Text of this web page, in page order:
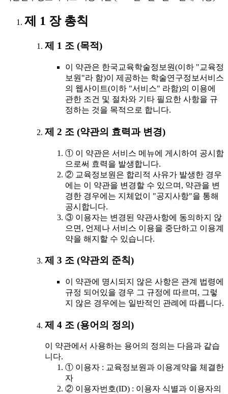
제 1 장 총칙
제 1 조 (목적)
이 약관은 한국교육학술정보원(이하 "교육정
보원"라 함)이 제공하는 학술연구정보서비스
의 웹사이트(이하 "서비스" 라함)의 이용에
관한 조건 및 절차와 기타 필요한 사항을 규
정하는 것을 목적으로 합니다.
제 2 조 (약관의 효력과 변경)
① 이 약관은 서비스 메뉴에 게시하여 공시함
으로써 효력을 발생합니다.
② 교육정보원은 합리적 사유가 발생한 경우
에는 이 약관을 변경할 수 있으며, 약관을 변
경한 경우에는 지체없이 "공지사항"을 통해
공시합니다.
③ 이용자는 변경된 약관사항에 동의하지 않
으면, 언제나 서비스 이용을 중단하고 이용계
약을 해지할 수 있습니다.
제 3 조 (약관외 준칙)
이 약관에 명시되지 않은 사항은 관계 법령에
규정 되어있을 경우 그 규정에 따르며, 그렇
지 않은 경우에는 일반적인 관례에 따릅니다.
제 4 조 (용어의 정의)
이 약관에서 사용하는 용어의 정의는 다음과 같습
니다.
① 이용자 : 교육정보원과 이용계약을 체결한
자
② 이용자번호(ID) : 이용자 식별과 이용자의